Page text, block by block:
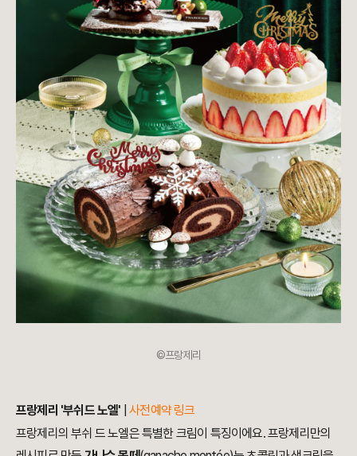
©프랑제리
프랑제리 '부쉬드 노엘' |사전예약 링크
프랑제리의 부쉬 드 노엘은 특별한 크림이 특징이에요. 프랑제리만의